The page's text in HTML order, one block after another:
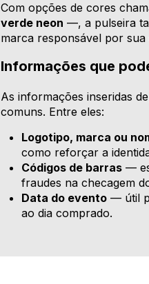
Com opções de cores
verde neon —, a pulseira
marca responsável por
Informações que
As informações inseridas
comuns. Entre eles:
Logotipo, marca ou
como reforçar a
Códigos de barras —
fraudes na checagem
Data do evento — útil
ao dia comprado.